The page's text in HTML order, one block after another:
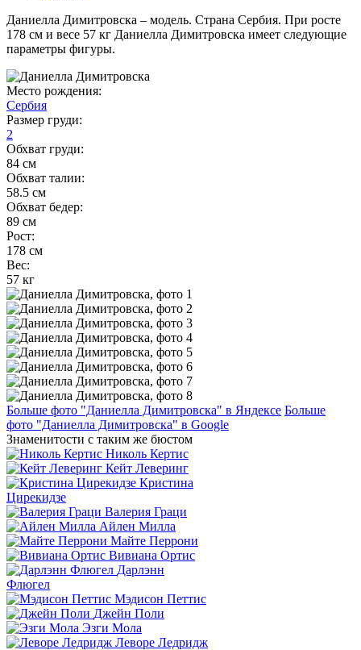
Даниелла Димитровска – модель. Страна Сербия. При росте
178 см и весе 57 кг Даниелла Димитровска имеет следующие
параметры фигуры.
Место рождения:
Сербия
Размер груди:
2
Обхват груди:
84 см
Обхват талии:
58.5 см
Обхват бедер:
89 см
Рост:
178 см
Вес:
57 кг
Больше фото "Даниелла Димитровска" в Яндексе Больше
фото "Даниелла Димитровска" в Google
Знаменитости с таким же бюстом
Николь Кертис
Кейт Леверинг
Кристина
Цирекидзе
Валерия Граци
Айлен Милла
Майте Перрони
Вивиана Ортис
Дарлэнн
Флюгел
Мэдисон Петтис
Джейн Поли
Эзги Мола
Леворе Ледридж